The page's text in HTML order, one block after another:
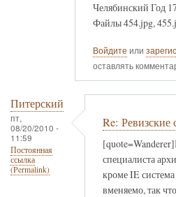
Челябинский Год
Файлы 454.jpg,
Войдите или
оставлять
Питерский
пт,
08/20/2010 -
11:59
Постоянная
ссылка
(Permalink)
Re: Ревизские
специалиста
кроме IE
вменяемо, так